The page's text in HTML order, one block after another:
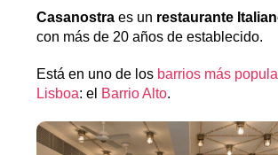
Casanostra es un restaurante
con más de 20 años de establecido.
Está en uno de los barrios más
Lisboa: el Barrio Alto.